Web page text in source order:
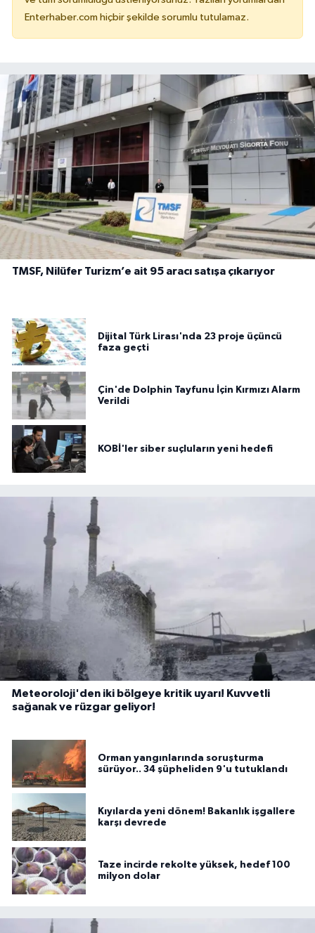
Enterhaber.com hiçbir şekilde sorumlu tutulamaz.
TMSF, Nilüfer Turizm’e ait 95 aracı satışa çıkarıyor
Dijital Türk Lirası'nda 23 proje üçüncü
faza geçti
Çin'de Dolphin Tayfunu İçin Kırmızı Alarm
Verildi
KOBİ'ler siber suçluların yeni hedefi
Meteoroloji'den iki bölgeye kritik uyarı! Kuvvetli
sağanak ve rüzgar geliyor!
Orman yangınlarında soruşturma
sürüyor.. 34 şüpheliden 9'u tutuklandı
Kıyılarda yeni dönem! Bakanlık işgallere
karşı devrede
Taze incirde rekolte yüksek, hedef 100
milyon dolar